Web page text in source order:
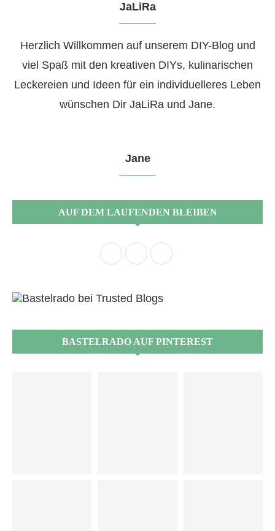
JaLiRa
Herzlich Willkommen auf unserem DIY-Blog und
viel Spaß mit den kreativen DIYs, kulinarischen
Leckereien und Ideen für ein individuelleres Leben
wünschen Dir JaLiRa und Jane.
Jane
AUF DEM LAUFENDEN BLEIBEN
BASTELRADO AUF PINTEREST